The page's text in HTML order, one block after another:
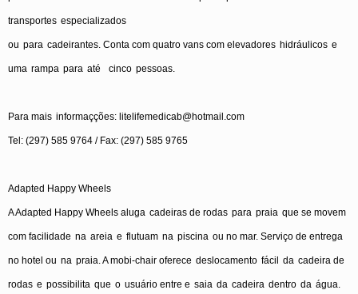
transportes especializados
ou para cadeirantes. Conta com quatro vans com elevadores hidráulicos e
uma rampa para até cinco pessoas.
Para mais informaçções: litelifemedicab@hotmail.com
Tel: (297) 585 9764 / Fax: (297) 585 9765
Adapted Happy Wheels
A Adapted Happy Wheels aluga cadeiras de rodas para praia que se movem
com facilidade na areia e flutuam na piscina ou no mar. Serviço de entrega
no hotel ou na praia. Amobi-chair oferece deslocamento fácil da cadeira de
rodas e possibilita que o usuário entre e saia da cadeira dentro da água.